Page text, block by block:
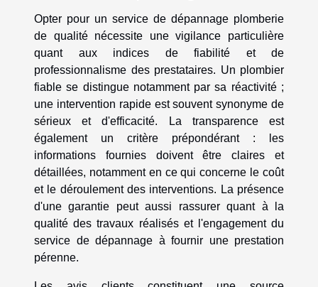
Opter pour un service de dépannage plomberie
de qualité nécessite une vigilance particulière
quant aux indices de fiabilité et de
professionnalisme des prestataires. Un plombier
fiable se distingue notamment par sa réactivité ;
une intervention rapide est souvent synonyme de
sérieux et d'efficacité. La transparence est
également un critère prépondérant : les
informations fournies doivent être claires et
détaillées, notamment en ce qui concerne le coût
et le déroulement des interventions. La présence
d'une garantie peut aussi rassurer quant à la
qualité des travaux réalisés et l'engagement du
service de dépannage à fournir une prestation
pérenne.